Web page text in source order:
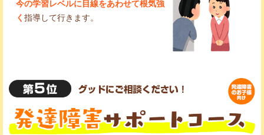
今の学習レベルに目線をあわせて根気強
く 指導して行きます。